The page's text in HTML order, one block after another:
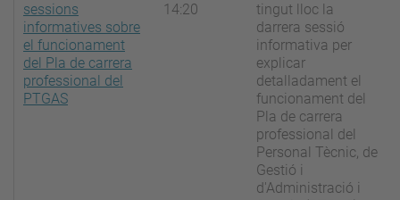
sessions
informatives sobre
el funcionament
del Pla de carrera
professional del
PTGAS
14:20
tingut lloc la
darrera sessió
informativa per
explicar
detalladament el
funcionament del
Pla de carrera
professional del
Personal Tècnic, de
Gestió i
d'Administració i